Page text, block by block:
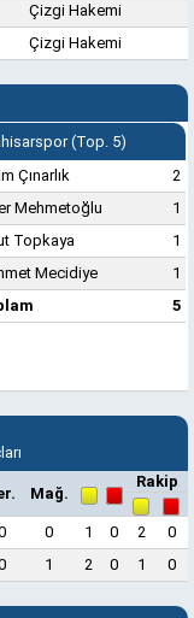
Çizgi Hakemi
Çizgi Hakemi
(Top. 5)
Çınarlık
2
Mehmetoğlu
1
Topkaya
1
Mecidiye
1
5
Mağ.
Rakip
0 1 0 2
0
1 2 0 1 0